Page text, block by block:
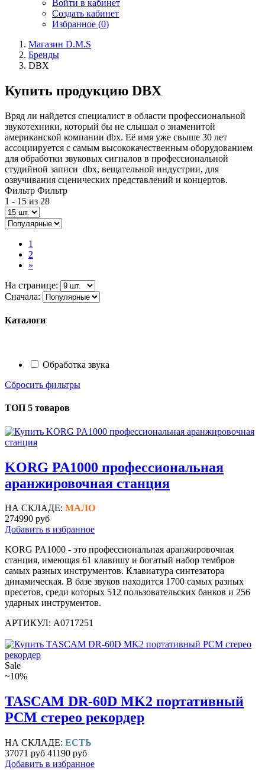
Войти в кабинет
Создать кабинет
Избранное (0)
Магазин D.M.S
Бренды
DBX
Купить продукцию DBX
Вряд ли найдется специалист в области профессиональной
звукотехники, который бы не слышал о знаменитой
американской компании dbx. Её имя уже свыше 30 лет
ассоциируется с самым высококачественным оборудованием
для обработки звуковых сигналов в профессиональной
студийной записи dbx, вещательной индустрии, для
озвучивания сценических представлений и концертов.
Фильтр Фильтр
1 - 15 из 28
1
2
»
На странице:
Сначала:
Каталоги
Обработка звука
Сбросить фильтры
ТОП 5 товаров
KORG PA1000 профессиональная
аранжировочная станция
НА СКЛАДЕ: МАЛО
274990 руб
Добавить в избранное
KORG PA1000 - это профессиональная аранжировочная
станция, имеющая 61 клавишу и богатый набор тембров
самых разных инструментов. Клавиатура синтезатора
динамическая. В базе звуков находится 1700 самых разных
пресетов, среди которых 512 пользовательских банков и 256
ударных инструментов.
АРТИКУЛ: A0717251
Sale
~10%
TASCAM DR-60D MK2 портативный
PCM стерео рекордер
НА СКЛАДЕ: ЕСТЬ
37071 руб 41190 руб
Добавить в избранное